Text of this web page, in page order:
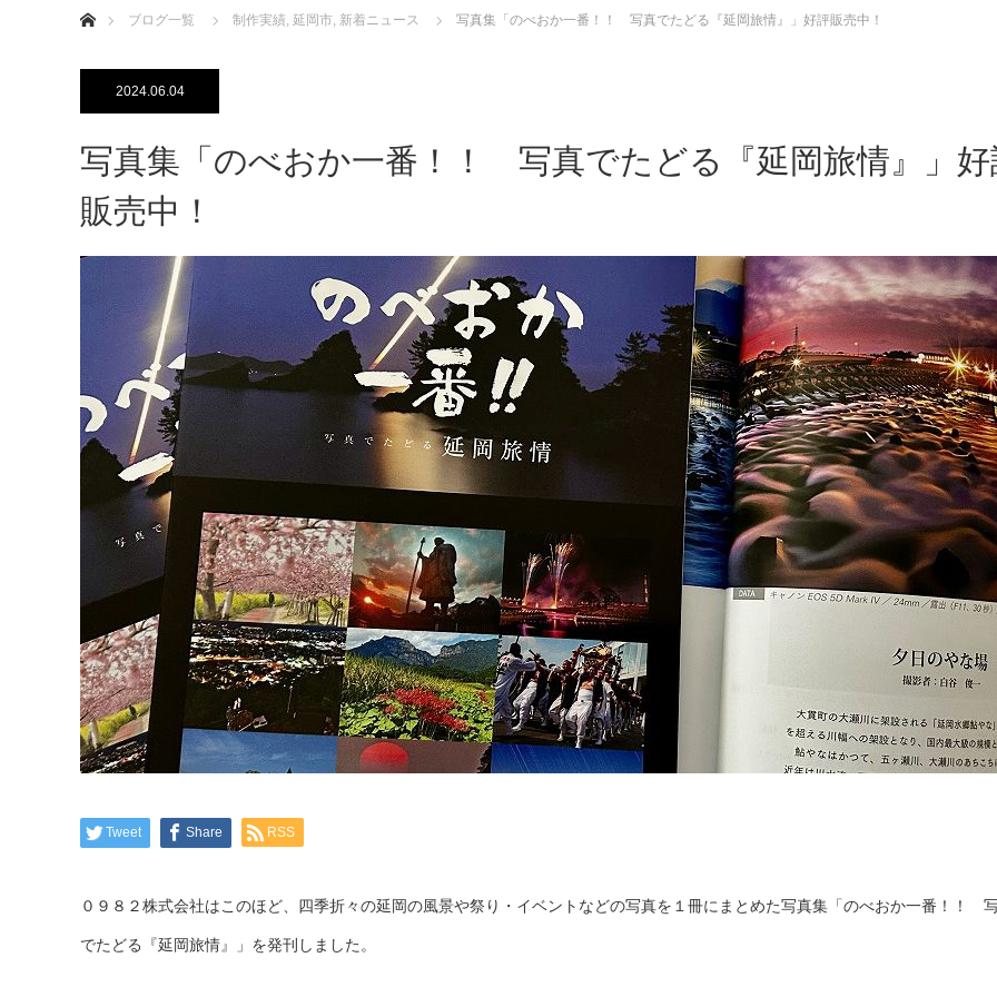
ブログ一覧
制作実績, 延岡市, 新着ニュース 写真集「のべおか一番！！ 写真でたどる『延岡旅情』」好評販売中！
2024.06.04
写真集「のべおか一番！！ 写真でたどる『延岡旅情』」好
販売中！
Tweet Share RSS
０９８２株式会社はこのほど、四季折々の延岡の風景や祭り・イベントなどの写真を１冊にまとめた写真集「のべおか一番！！
でたどる『延岡旅情』」を発刊しました。